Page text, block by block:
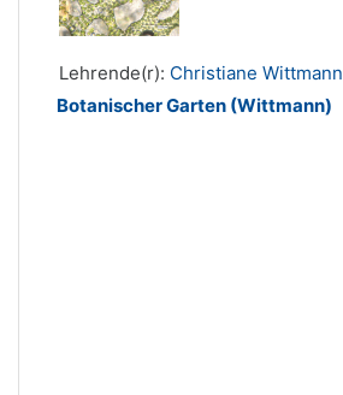
Lehrende(r): Christiane Wittmann
Botanischer Garten (Wittmann)